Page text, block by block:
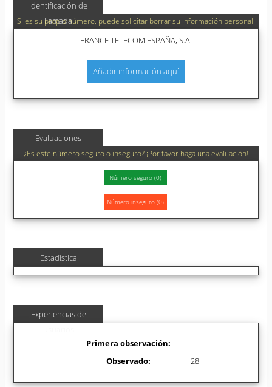
Identificación de
llamada
Si es su propio número, puede solicitar borrar su información personal.
FRANCE TELECOM ESPAÑA, S.A.
Añadir información aquí
Evaluaciones
¿Es este número seguro o inseguro? ¡Por favor haga una evaluación!
Estadística
Experiencias de
Primera observación:
--
Observado:
28